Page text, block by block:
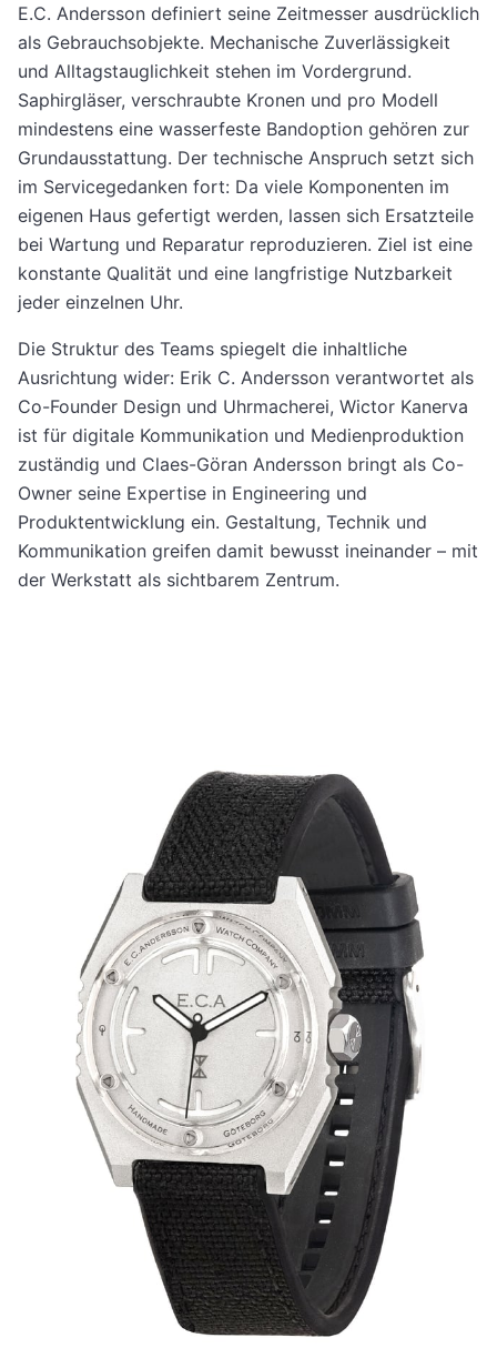
E.C. Andersson definiert seine Zeitmesser ausdrücklich
als Gebrauchsobjekte. Mechanische Zuverlässigkeit
und Alltagstauglichkeit stehen im Vordergrund.
Saphirgläser, verschraubte Kronen und pro Modell
mindestens eine wasserfeste Bandoption gehören zur
Grundausstattung. Der technische Anspruch setzt sich
im Servicegedanken fort: Da viele Komponenten im
eigenen Haus gefertigt werden, lassen sich Ersatzteile
bei Wartung und Reparatur reproduzieren. Ziel ist eine
konstante Qualität und eine langfristige Nutzbarkeit
jeder einzelnen Uhr.
Die Struktur des Teams spiegelt die inhaltliche
Ausrichtung wider: Erik C. Andersson verantwortet als
Co-Founder Design und Uhrmacherei, Wictor Kanerva
ist für digitale Kommunikation und Medienproduktion
zuständig und Claes-Göran Andersson bringt als Co-
Owner seine Expertise in Engineering und
Produktentwicklung ein. Gestaltung, Technik und
Kommunikation greifen damit bewusst ineinander – mit
der Werkstatt als sichtbarem Zentrum.